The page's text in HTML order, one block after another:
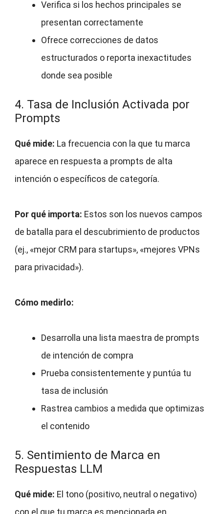
Verifica si los hechos principales se
presentan correctamente
Ofrece correcciones de datos
estructurados o reporta inexactitudes
donde sea posible
4. Tasa de Inclusión Activada por
Prompts
Qué mide: La frecuencia con la que tu marca
aparece en respuesta a prompts de alta
intención o específicos de categoría.
Por qué importa: Estos son los nuevos campos
de batalla para el descubrimiento de productos
(ej., «mejor CRM para startups», «mejores VPNs
para privacidad»).
Cómo medirlo:
Desarrolla una lista maestra de prompts
de intención de compra
Prueba consistentemente y puntúa tu
tasa de inclusión
Rastrea cambios a medida que optimizas
el contenido
5. Sentimiento de Marca en
Respuestas LLM
Qué mide: El tono (positivo, neutral o negativo)
con el que tu marca es mencionada en